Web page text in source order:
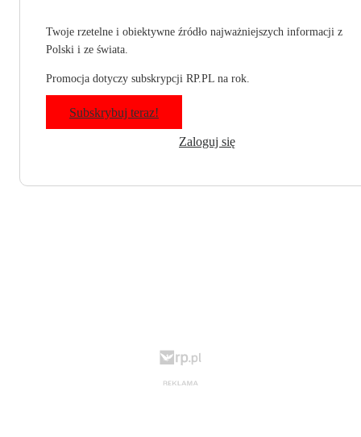
Twoje rzetelne i obiektywne źródło najważniejszych informacji z
Polski i ze świata.
Promocja dotyczy subskrypcji RP.PL na rok.
Subskrybuj teraz!
Zaloguj się